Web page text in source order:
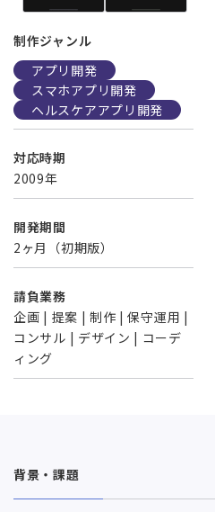
制作ジャンル
アプリ開発
スマホアプリ開発
ヘルスケアアプリ開発
対応時期
2009年
開発期間
2ヶ月（初期版）
請負業務
企画 | 提案 | 制作 | 保守運用 |
コンサル | デザイン | コーデ
ィング
背景・課題